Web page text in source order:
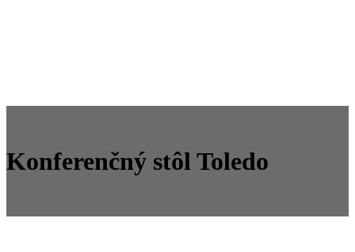
Konferenčný stôl Toledo